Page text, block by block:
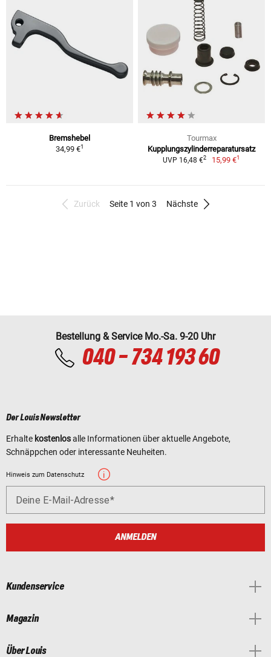
Bremshebel
34,99 €1
Tourmax
Kupplungszylinderreparatursatz
UVP 16,48 €2 15,99 €1
Zurück Seite 1 von 3 Nächste
Bestellung & Service Mo.-Sa. 9-20 Uhr
040 - 734 193 60
Der Louis Newsletter
Erhalte kostenlosalle Informationen über aktuelle Angebote,
Schnäppchen oder interessante Neuheiten.
Hinweis zum Datenschutz
Deine E-Mail-Adresse
ANMELDEN
Kundenservice
Magazin
Über Louis